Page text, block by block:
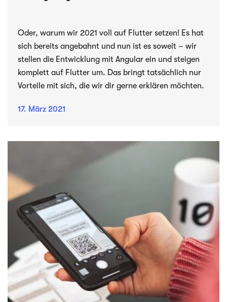
Oder, warum wir 2021 voll auf Flutter setzen! Es hat
sich bereits angebahnt und nun ist es soweit – wir
stellen die Entwicklung mit Angular ein und steigen
komplett auf Flutter um. Das bringt tatsächlich nur
Vorteile mit sich, die wir dir gerne erklären möchten.
17. März 2021